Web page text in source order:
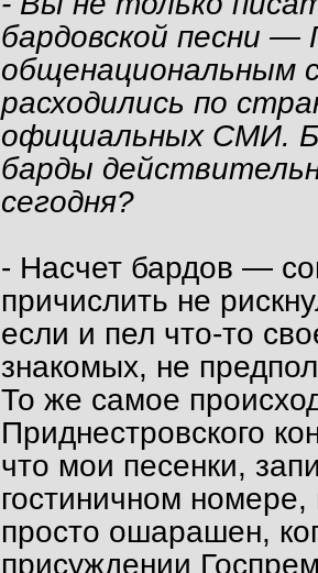
бардовской песни —
общенациональным
расходились по
официальных СМИ.
барды
сегодня?
- Насчет бардов —
причислить не
если и пел что-то
знакомых, не
То же самое
Приднестровского
что мои песенки,
гостиничном
просто ошарашен,
присуждении